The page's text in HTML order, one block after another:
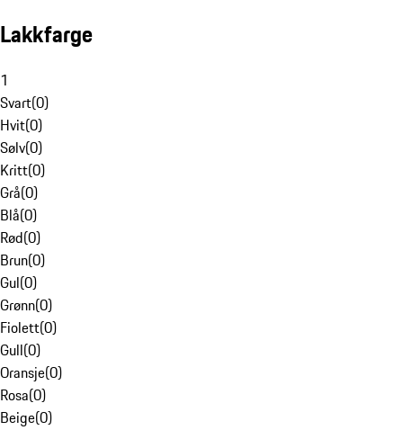
Lakkfarge
1
Svart(0)
Hvit(0)
Sølv(0)
Kritt(0)
Grå(0)
Blå(0)
Rød(0)
Brun(0)
Gul(0)
Grønn(0)
Fiolett(0)
Gull(0)
Oransje(0)
Rosa(0)
Beige(0)